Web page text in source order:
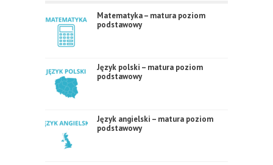
Matematyka – matura poziom
podstawowy
Język polski – matura poziom
podstawowy
Język angielski – matura poziom
podstawowy